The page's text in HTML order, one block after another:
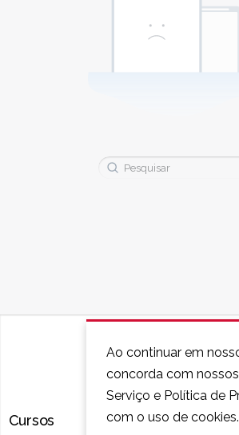
Buscar:
Cursos Perguntas
Ao continuar em
concorda com
Serviço e Política de
com o uso de cookies.